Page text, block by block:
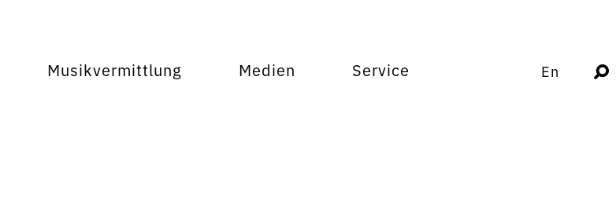
Musikvermittlung Medien Service En